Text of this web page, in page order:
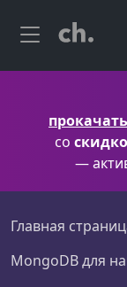
со
—
Главная
MongoDB для